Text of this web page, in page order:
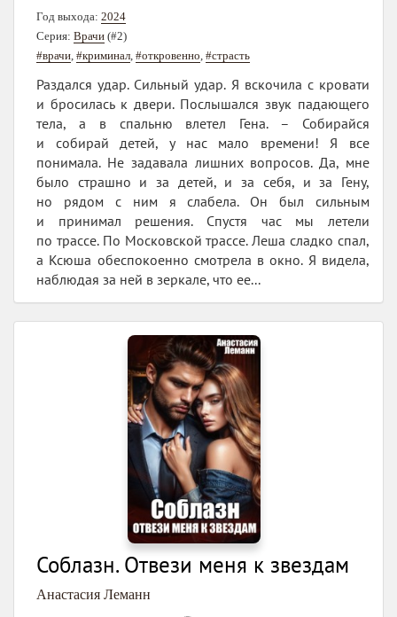
Год выхода: 2024
Серия: Врачи (#2)
#врачи, #криминал, #откровенно, #страсть
Раздался удар. Сильный удар. Я вскочила с кровати
и бросилась к двери. Послышался звук падающего
тела, а в спальню влетел Гена. – Собирайся
и собирай детей, у нас мало времени! Я все
понимала. Не задавала лишних вопросов. Да, мне
было страшно и за детей, и за себя, и за Гену,
но рядом с ним я слабела. Он был сильным
и принимал решения. Спустя час мы летели
по трассе. По Московской трассе. Леша сладко спал,
а Ксюша обеспокоенно смотрела в окно. Я видела,
наблюдая за ней в зеркале, что ее...
Соблазн. Отвези меня к звездам
Анастасия Леманн